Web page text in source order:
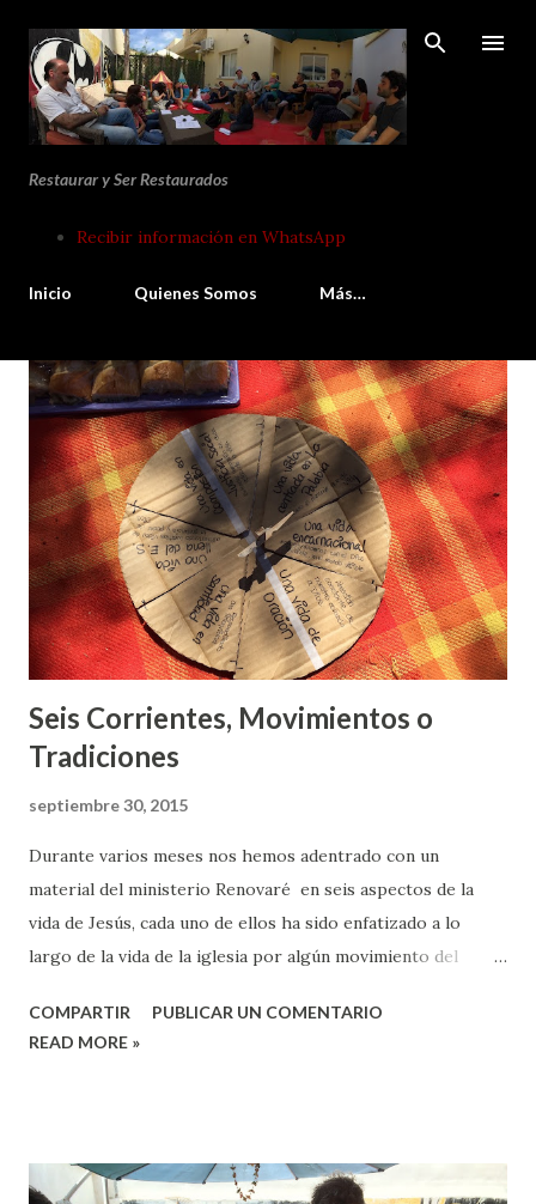
Ir al contenido principal
Restaurar y Ser Restaurados
Recibir información en WhatsApp
Inicio Quienes Somos Más…
Seis Corrientes, Movimientos o
Tradiciones
septiembre 30, 2015
Durante varios meses nos hemos adentrado con un
material del ministerio Renovaré en seis aspectos de la
vida de Jesús, cada uno de ellos ha sido enfatizado a lo
largo de la vida de la iglesia por algún movimiento del
podemos aprender hoy. - La Tradición Contemplativa:
oraciones individuales y comunitarios buscan tener vivo
COMPARTIR
PUBLICAR UN COMENTARIO
READ MORE »